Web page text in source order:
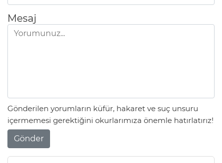
Mesaj
Gönderilen yorumların küfür, hakaret ve suç unsuru
içermemesi gerektiğini okurlarımıza önemle hatırlatırız!
Gönder